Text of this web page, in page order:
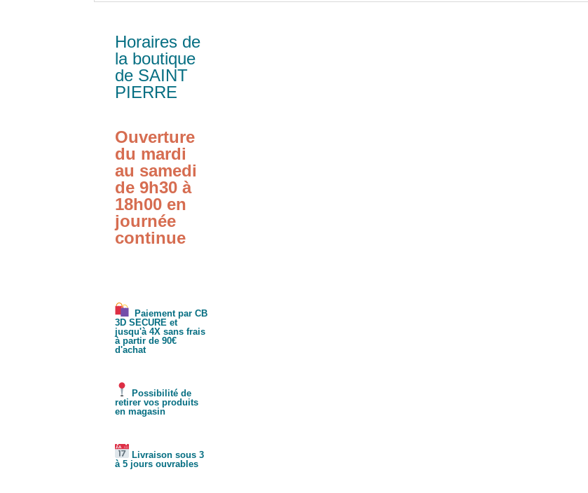
Horaires de
la boutique
de SAINT
PIERRE
Ouverture
du mardi
au samedi
de 9h30 à
18h00 en
journée
continue
Paiement par CB
3D SECURE et
jusqu'à 4X sans frais
à partir de 90€
d'achat
Possibilité de
retirer vos produits
en magasin
Livraison sous 3
à 5 jours ouvrables